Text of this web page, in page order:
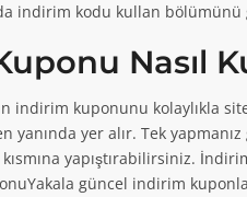
Exxe Selection online
8
Beymen online
Devamını Oku
5
indirim kodu kullan
Nasıl
indirim kuponunu kolaylıkla
yanında yer alır. Tek
yapıştırabilirsiniz.
güncel indirim